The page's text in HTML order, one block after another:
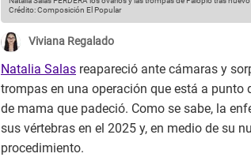
Crédito: Composición El Popular
Viviana Regalado
Natalia Salas reapareció ante cámaras y
trompas en una operación que está a punto
de mama que padeció. Como se sabe, la
sus vértebras en el 2025 y, en medio de su
procedimiento.